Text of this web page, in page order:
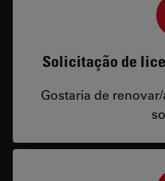
Solicitação de
Gostaria de